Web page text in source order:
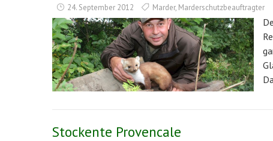
24. September 2012 Marder, Marderschutzbeauftragter
Stockente Provencale